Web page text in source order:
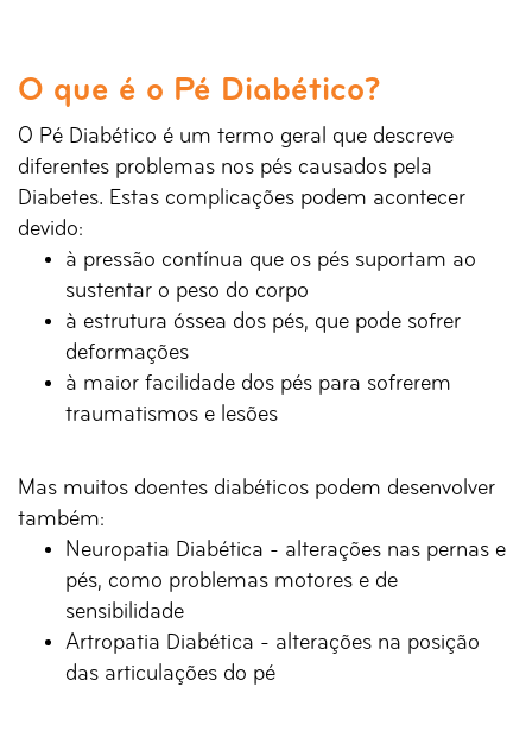
O que é o Pé Diabético?
O Pé Diabético é um termo geral que descreve
diferentes problemas nos pés causados pela
Diabetes. Estas complicações podem acontecer
devido:
à pressão contínua que os pés suportam ao
sustentar o peso do corpo
à estrutura óssea dos pés, que pode sofrer
deformações
à maior facilidade dos pés para sofrerem
traumatismos e lesões
Mas muitos doentes diabéticos podem desenvolver
também:
Neuropatia Diabética - alterações nas pernas e
pés, como problemas motores e de
sensibilidade
Artropatia Diabética - alterações na posição
das articulações do pé